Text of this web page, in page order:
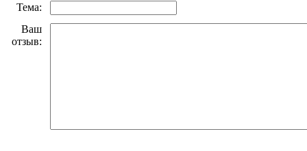
Тема:
Ваш
отзыв: